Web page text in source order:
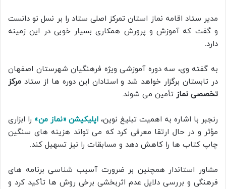
مدیر ستاد اقامه نماز استان تمرکز اصلی ستاد را بر نسل نو دانست
و گفت که آموزش و پرورش همکاری بسیار خوبی در این زمینه
دارد.
به گفته وی، سه دوره آموزشی ویژه فرهنگیان شهرستان اصفهان
در تابستان برگزار خواهد شد و استادان این دوره ها از ستاد مرکز
تخصصی نماز تأمین می شوند.
رنجبر با اشاره به اهمیت تبلیغ نوین، اپلیکیشن «نماز من» را ابزاری
مؤثر و در حال ارتقا معرفی کرد که می تواند هزینه های سنگین
چاپ کتاب ها را کاهش دهد و مسابقات را نیز تسهیل کند.
مشاور استاندار همچنین بر ضرورت آسیب شناسی برنامه های
فرهنگی و بررسی دلایل عدم اثربخشی برخی روش ها تأکید کرد و